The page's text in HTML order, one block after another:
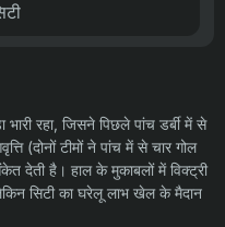
भारी रहा, जिसने पिछले पांच डर्बी में से
(दोनों टीमों ने पांच में से चार गोल
देती है। हाल के मुकाबलों में विक्ट्री
सिटी का घरेलू लाभ खेल के मैदान